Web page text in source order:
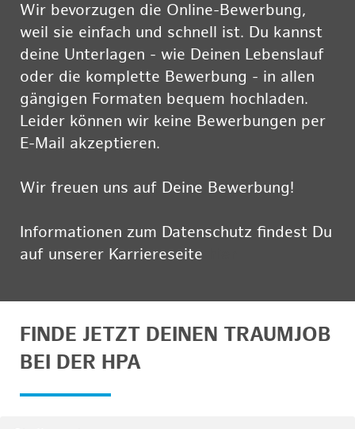
Wir bevorzugen die Online-Bewerbung,
weil sie einfach und schnell ist. Du kannst
deine Unterlagen - wie Deinen Lebenslauf
oder die komplette Bewerbung - in allen
gängigen Formaten bequem hochladen.
Leider können wir keine Bewerbungen per
E-Mail akzeptieren.
Wir freuen uns auf Deine Bewerbung!
Informationen zum Datenschutz findest Du
auf unserer Karriereseite
FINDE JETZT DEINEN TRAUMJOB
BEI DER HPA